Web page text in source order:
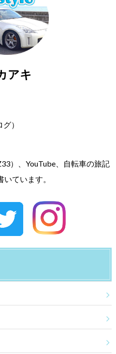
アキ
）
）、YouTube、自転車の旅記
ています。